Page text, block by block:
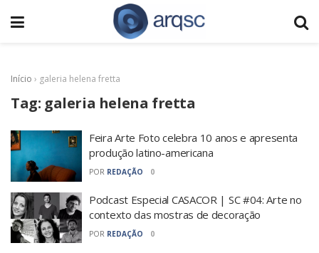
Início › galeria helena fretta
Tag: galeria helena fretta
Feira Arte Foto celebra 10 anos e apresenta
produção latino-americana
POR REDAÇÃO 0
Podcast Especial CASACOR | SC #04: Arte no
contexto das mostras de decoração
POR REDAÇÃO 0